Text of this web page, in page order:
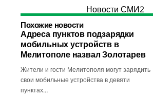
Новости СМИ2
Похожие новости
Адреса пунктов подзарядки
мобильных устройств в
Мелитополе назвал Золотарев
Жители и гости Мелитополя могут зарядить
свои мобильные устройства в девяти
пунктах…